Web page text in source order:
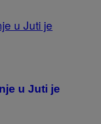
u Juti je